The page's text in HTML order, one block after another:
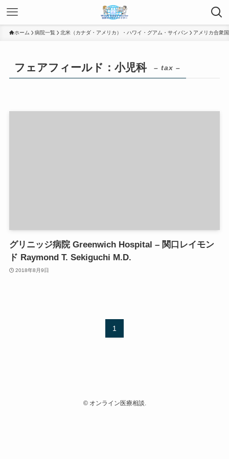
ホーム 病院一覧 北米（カナダ・アメリカ）・ハワイ・グアム・サイパン アメリカ合衆
フェアフィールド：小児科 – tax –
グリニッジ病院 Greenwich Hospital – 関口レイモン
ド Raymond T. Sekiguchi M.D.
2018年8月9日
1
©オンライン医療相談.